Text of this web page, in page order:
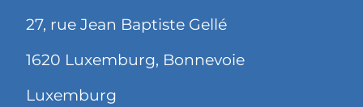
27, rue Jean Baptiste Gellé
1620 Luxemburg, Bonnevoie
Luxemburg